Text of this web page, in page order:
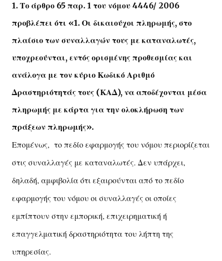
1. Το άρθρο 65 παρ. 1 του νόμου 4446/ 2006
προβλέπει ότι «1. Οι δικαιούχοι πληρωμής, στο
πλαίσιο των συναλλαγών τους με καταναλωτές,
υποχρεούνται, εντός ορισμένης προθεσμίας και
ανάλογα με τον κύριο Κωδικό Αριθμό
Δραστηριότητάς τους (ΚΑΔ), να αποδέχονται μέσα
πληρωμής με κάρτα για την ολοκλήρωση των
πράξεων πληρωμής».
Επομένως, το πεδίο εφαρμογής του νόμου περιορίζεται
στις συναλλαγές με καταναλωτές. Δεν υπάρχει,
δηλαδή, αμφιβολία ότι εξαιρούνται από το πεδίο
εφαρμογής του νόμου οι συναλλαγές οι οποίες
εμπίπτουν στην εμπορική, επιχειρηματική ή
επαγγελματική δραστηριότητα του λήπτη της
υπηρεσίας.